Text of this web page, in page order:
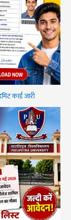
कार्ड जारी